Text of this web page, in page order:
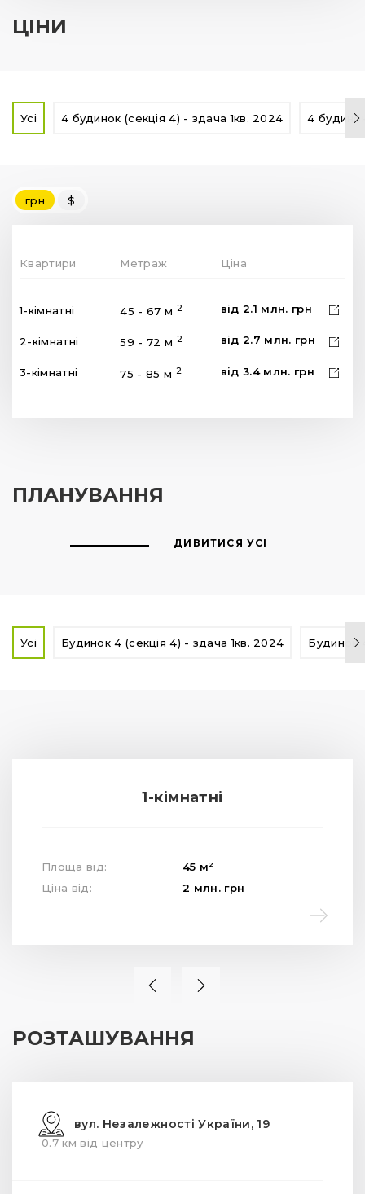
ЦІНИ
Усі 4 будинок (секція 4) - здача 1кв. 2024 4
грн $
Квартири Метраж Ціна
1-кімнатні 45 - 67 м 2 від 2.1 млн. грн
2-кімнатні 59 - 72 м 2 від 2.7 млн. грн
3-кімнатні 75 - 85 м 2 від 3.4 млн. грн
ПЛАНУВАННЯ
ДИВИТИСЯ УСІ
Усі Будинок 4 (секція 4) - здача 1кв. 2024 Будинок
1-кімнатні
Площа від: 45 м 2
Ціна від: 2 млн. грн
РОЗТАШУВАННЯ
вул. Незалежності України, 19
0.7 км від центру